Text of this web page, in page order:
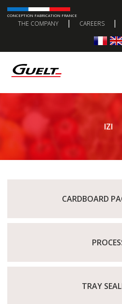
CONCEPTION FABRICATION FRANCE
THE COMPANY | CAREERS |
IZI
CARDBOARD
TRAY